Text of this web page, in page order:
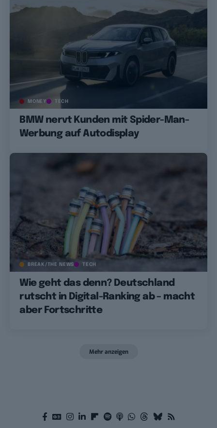
MONEY TECH
BMW nervt Kunden mit Spider-Man-
Werbung auf Autodisplay
BREAK/THE NEWS TECH
Wie geht das denn? Deutschland
rutscht in Digital-Ranking ab – macht
aber Fortschritte
Mehr anzeigen